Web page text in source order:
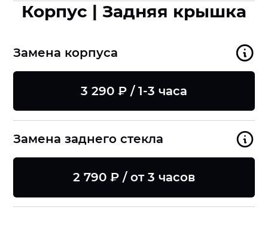
Корпус | Задняя крышка
Замена корпуса
3 290 ₽ / 1-3 часа
Замена заднего стекла
2 790 ₽ / от 3 часов